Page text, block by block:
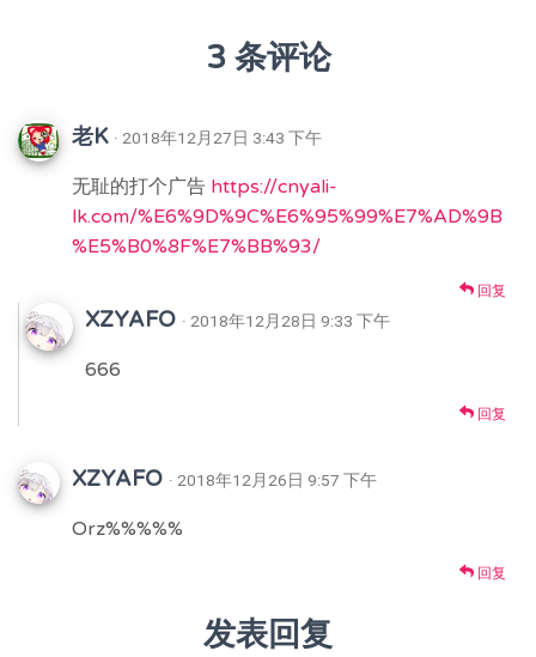
3 条评论
老K · 2018年12月27日 3:43 下午
无耻的打个广告 https://cnyali-
lk.com/%E6%9D%9C%E6%95%99%E7%AD%9B
%E5%B0%8F%E7%BB%93/
回复
XZYAFO · 2018年12月28日 9:33 下午
666
回复
XZYAFO · 2018年12月26日 9:57 下午
Orz%%%%%
回复
发表回复